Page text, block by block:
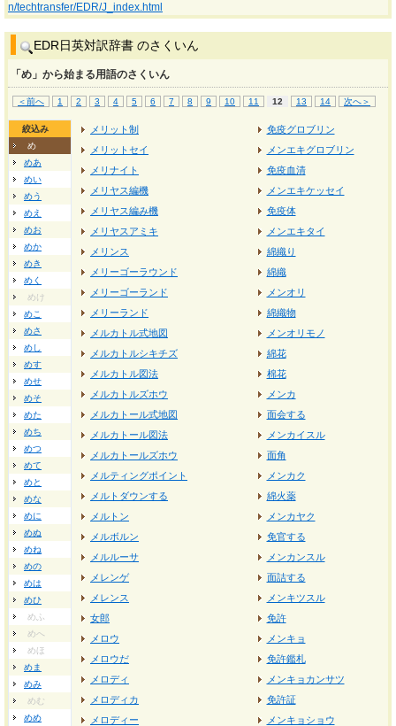
n/techtransfer/EDR/J_index.html
EDR日英対訳辞書 のさくいん
「め」から始まる用語のさくいん
＜前へ 1 2 3 4 5 6 7 8 9 10 11 12 13 14 次へ＞
絞込み
め
めあ
めい
めう
めえ
めお
めか
めき
めく
めけ
めこ
めさ
めし
めす
めせ
めそ
めた
めち
めつ
めて
めと
めな
めに
めぬ
めね
めの
めは
めひ
めふ
めへ
めほ
めま
めみ
めむ
めめ
メリット制
メリットセイ
メリナイト
メリヤス編機
メリヤス編み機
メリヤスアミキ
メリンス
メリーゴーラウンド
メリーゴーランド
メリーランド
メルカトル式地図
メルカトルシキチズ
メルカトル図法
メルカトルズホウ
メルカトール式地図
メルカトール図法
メルカトールズホウ
メルティングポイント
メルトダウンする
メルトン
メルボルン
メルルーサ
メレンゲ
メレンス
女郎
メロウ
メロウだ
メロディ
メロディカ
メロディー
免疫グロブリン
メンエキグロブリン
免疫血清
メンエキケッセイ
免疫体
メンエキタイ
綿織り
綿織
メンオリ
綿織物
メンオリモノ
綿花
棉花
メンカ
面会する
メンカイスル
面角
メンカク
綿火薬
メンカヤク
免官する
メンカンスル
面詰する
メンキツスル
免許
メンキョ
免許鑑札
メンキョカンサツ
免許証
メンキョショウ